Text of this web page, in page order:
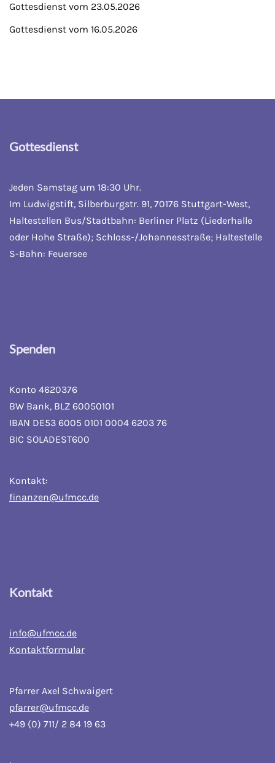
Gottesdienst vom 23.05.2026
Gottesdienst vom 16.05.2026
Gottesdienst
Jeden Samstag um 18:30 Uhr.
Im Ludwigstift, Silberburgstr. 91, 70176 Stuttgart-West,
Haltestellen Bus/Stadtbahn: Berliner Platz (Liederhalle
oder Hohe Straße); Schloss-/Johannesstraße; Haltestelle
S-Bahn: Feuersee
Spenden
Konto 4620376
BW Bank, BLZ 60050101
IBAN DE53 6005 0101 0004 6203 76
BIC SOLADEST600
Kontakt:
finanzen@ufmcc.de
Kontakt
info@ufmcc.de
Kontaktformular
Pfarrer Axel Schwaigert
pfarrer@ufmcc.de
+49 (0) 711/ 2 84 19 63